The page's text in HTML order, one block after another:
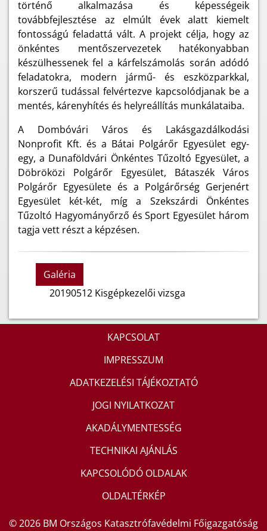
történő alkalmazása és képességeik
továbbfejlesztése az elmúlt évek alatt kiemelt
fontosságú feladattá vált. A projekt célja, hogy az
önkéntes mentőszervezetek hatékonyabban
készülhessenek fel a kárfelszámolás során adódó
feladatokra, modern jármű- és eszközparkkal,
korszerű tudással felvértezve kapcsolódjanak be a
mentés, kárenyhítés és helyreállítás munkálataiba.
A Dombóvári Város és Lakásgazdálkodási
Nonprofit Kft. és a Bátai Polgárőr Egyesület egy-
egy, a Dunaföldvári Önkéntes Tűzoltó Egyesület, a
Döbröközi Polgárőr Egyesület, Bátaszék Város
Polgárőr Egyesülete és a Polgárőrség Gerjenért
Egyesület két-két, míg a Szekszárdi Önkéntes
Tűzoltó Hagyományőrző és Sport Egyesület három
tagja vett részt a képzésen.
Galéria
20190512 Kisgépkezelői vizsga
KAPCSOLAT
IMPRESSZUM
ADATKEZELÉSI TÁJÉKOZTATÓ
JOGI NYILATKOZAT
AKADÁLYMENTESSÉG
TECHNIKAI AJÁNLÁS
KAPCSOLÓDÓ OLDALAK
OLDALTÉRKÉP
© 2026 BM Országos Katasztrófavédelmi Főigazgatóság